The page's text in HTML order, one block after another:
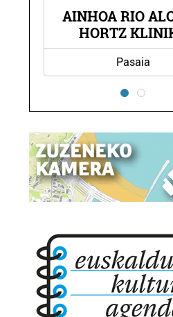
AINHOA RIO
HORTZ
Pasaia